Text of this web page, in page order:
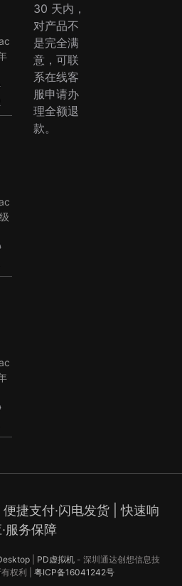
¥395.00。
当
前
30 天内，
对产品不
是完全满
意，可联
系在线客
服申请办
理全额退
款。
便捷支付·闪电发货 |快速响
服务保障
| PD虚拟机- 深圳通达创想信息技
权利 | 粤ICP备16041242号